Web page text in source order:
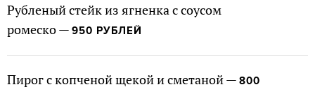
Рубленый стейк из ягненка с соусом
ромеско — 950 РУБЛЕЙ
Пирог с копченой щекой и сметаной — 800